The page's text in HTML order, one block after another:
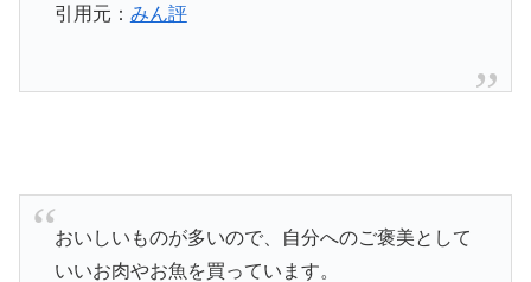
引用元： みん評
おいしいものが多いので、自分へのご褒美として
いいお肉やお魚を買っています。